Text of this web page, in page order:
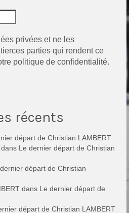
privées et ne les
parties qui rendent ce
politique de confidentialité.
récents
départ de Christian LAMBERT
dans Le dernier départ de Christian
départ de Christian
dans Le dernier départ de
départ de Christian LAMBERT